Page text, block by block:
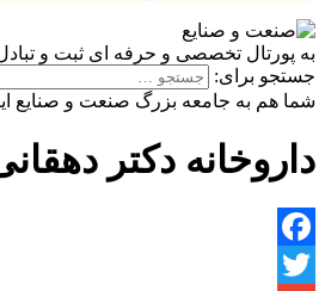
به پورتال تخصصی و حرفه ای ثبت و
جستجو برای:
شما هم به جامعه بزرگ صنعت و صنایع
داروخانه دکتر
Facebook